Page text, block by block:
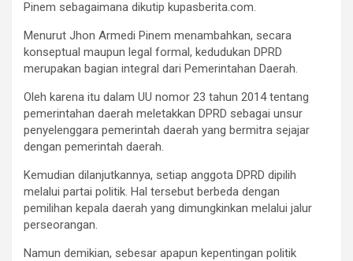
Pinem sebagaimana dikutip kupasberita.com.
Menurut Jhon Armedi Pinem menambahkan, secara
konseptual maupun legal formal, kedudukan DPRD
merupakan bagian integral dari Pemerintahan Daerah.
Oleh karena itu dalam UU nomor 23 tahun 2014 tentang
pemerintahan daerah meletakkan DPRD sebagai unsur
penyelenggara pemerintah daerah yang bermitra sejajar
dengan pemerintah daerah.
Kemudian dilanjutkannya, setiap anggota DPRD dipilih
melalui partai politik. Hal tersebut berbeda dengan
pemilihan kepala daerah yang dimungkinkan melalui jalur
perseorangan.
Namun demikian, sebesar apapun kepentingan politik